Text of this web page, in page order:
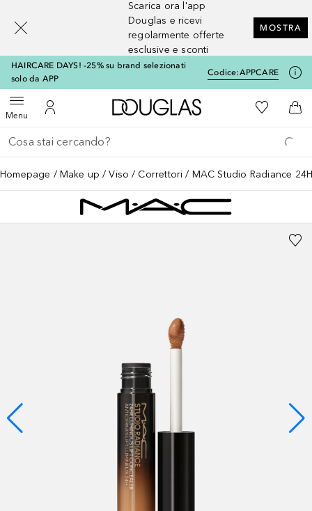
Scarica ora l'app
Douglas e ricevi
regolarmente offerte
esclusive e sconti
MOSTRA
HAIRCARE DAYS! -25% su brand selezionati
solo da APP
Codice:APPCARE
MenuApri menuAl Mio Account
A Douglas HomeAlla Mia
Al
Torna indietro
Esegui ricerca
Homepage Make up Viso Correttori MAC Studio Radiance
[navigation.slideout.screenreader]